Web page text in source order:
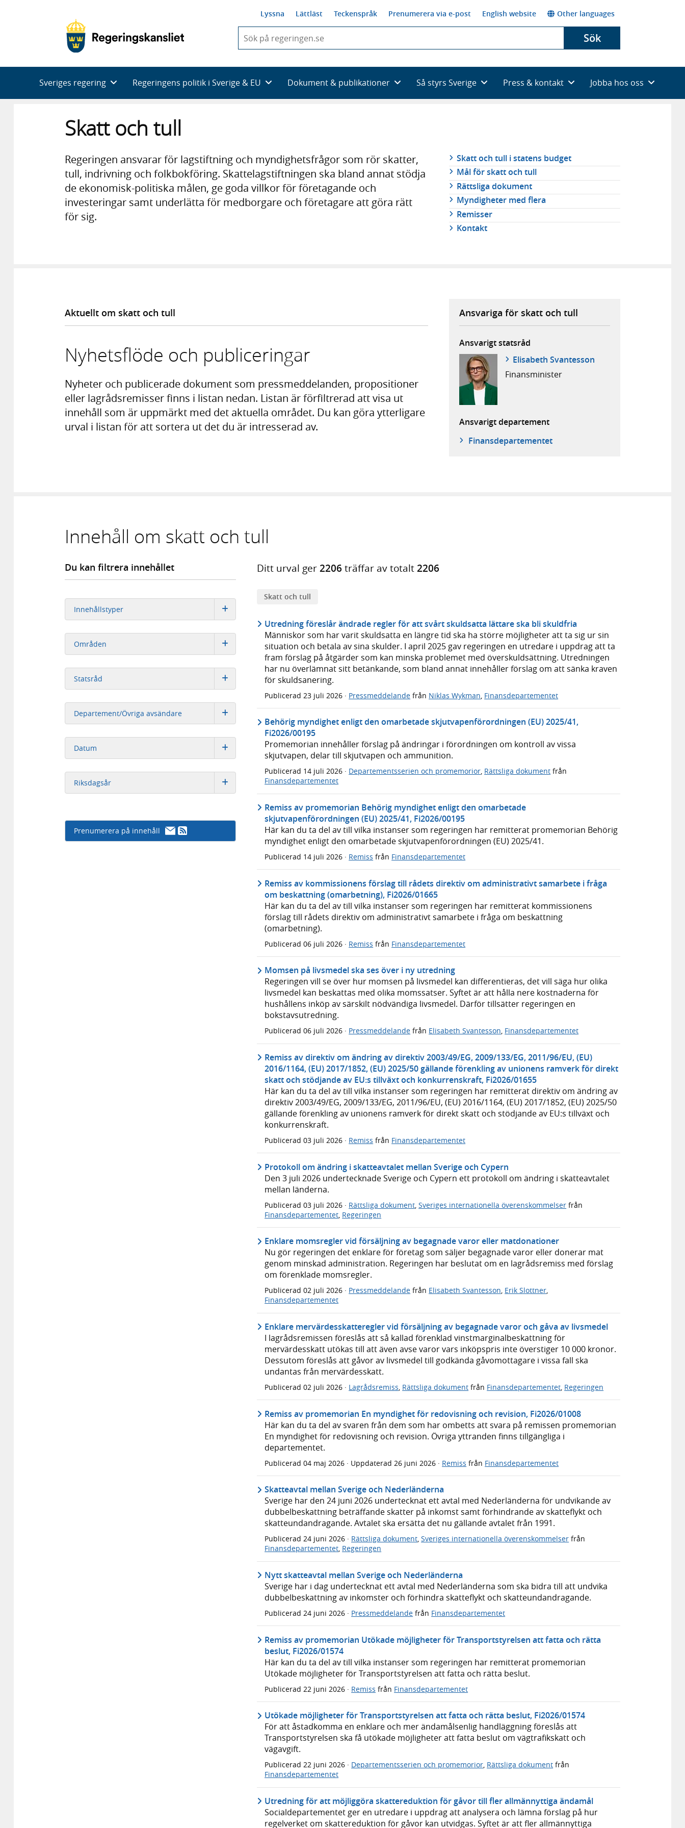
Lyssna Lättläst Teckenspråk Prenumerera via e-post English website Other languages
du
skriva
framträder
en
Sök
Sveriges regering Regeringens politik i Sverige & EU Dokument & publikationer Så styrs Sverige Press & kontakt Jobba hos oss
Skatt och tull
Regeringen ansvarar för lagstiftning och myndighetsfrågor som rör skatter,
tull, indrivning och folkbokföring. Skattelagstiftningen ska bland annat stödja
de ekonomisk-politiska målen, ge goda villkor för företagande och
investeringar samt underlätta för medborgare och företagare att göra rätt
för sig.
Relaterad
navigering
Skatt och tull i statens budget
Mål för skatt och tull
Rättsliga dokument
Myndigheter med flera
Remisser
Kontakt
Ansvariga för skatt och tull
Ansvarigt statsråd
Elisabeth Svantesson
Finans­minister
Ansvarigt departement
Finans­departementet
Aktuellt om skatt och tull
Nyhetsflöde och publiceringar
Nyheter och publicerade dokument som pressmeddelanden, propositioner
eller lagrådsremisser finns i listan nedan. Listan är förfiltrerad att visa ut
innehåll som är uppmärkt med det aktuella området. Du kan göra ytterligare
urval i listan för att sortera ut det du är intresserad av.
Innehåll om skatt och tull
Du kan filtrera innehållet
Innehållstyper
Områden
Statsråd
Departement/Övriga avsändare
Datum
Riksdagsår
Prenumerera på innehåll
Ditt urval ger2206 träffar av totalt2206
Skatt och tull
Utredning föreslår ändrade regler för att svårt skuldsatta lättare ska bli skuldfria
Människor som har varit skuldsatta en längre tid ska ha större möjligheter att ta sig ur sin
situation och betala av sina skulder. I april 2025 gav regeringen en utredare i uppdrag att ta
fram förslag på åtgärder som kan minska problemet med överskuldsättning. Utredningen
har nu överlämnat sitt betänkande, som bland annat innehåller förslag om att sänka kraven
för skuldsanering.
Publicerad23 juli 2026 · Pressmeddelande från Niklas Wykman, Finansdepartementet
Behörig myndighet enligt den omarbetade skjutvapenförordningen (EU) 2025/41,
Fi2026/00195
Promemorian innehåller förslag på ändringar i förordningen om kontroll av vissa
skjutvapen, delar till skjutvapen och ammunition.
Publicerad 14 juli 2026 · Departementsserien och promemorior, Rättsliga dokument från
Finansdepartementet
Remiss av promemorian Behörig myndighet enligt den omarbetade
skjutvapenförordningen (EU) 2025/41, Fi2026/00195
Här kan du ta del av till vilka instanser som regeringen har remitterat promemorian Behörig
myndighet enligt den omarbetade skjutvapenförordningen (EU) 2025/41.
Publicerad 14 juli 2026 · Remiss från Finansdepartementet
Remiss av kommissionens förslag till rådets direktiv om administrativt samarbete i fråga
om beskattning (omarbetning), Fi2026/01665
Här kan du ta del av till vilka instanser som regeringen har remitterat kommissionens
förslag till rådets direktiv om administrativt samarbete i fråga om beskattning
(omarbetning).
Publicerad06 juli 2026 · Remiss från Finansdepartementet
Momsen på livsmedel ska ses över i ny utredning
Regeringen vill se över hur momsen på livsmedel kan differentieras, det vill säga hur olika
livsmedel kan beskattas med olika momssatser. Syftet är att hålla nere kostnaderna för
hushållens inköp av särskilt nödvändiga livsmedel. Därför tillsätter regeringen en
bokstavsutredning.
Publicerad06 juli 2026 · Pressmeddelande från Elisabeth Svantesson, Finansdepartementet
Remiss av direktiv om ändring av direktiv 2003/49/EG, 2009/133/EG, 2011/96/EU, (EU)
2016/1164, (EU) 2017/1852, (EU) 2025/50 gällande förenkling av unionens ramverk för direkt
skatt och stödjande av EU:s tillväxt och konkurrenskraft, Fi2026/01655
Här kan du ta del av till vilka instanser som regeringen har remitterat direktiv om ändring av
direktiv 2003/49/EG, 2009/133/EG, 2011/96/EU, (EU) 2016/1164, (EU) 2017/1852, (EU) 2025/50
gällande förenkling av unionens ramverk för direkt skatt och stödjande av EU:s tillväxt och
konkurrenskraft.
Publicerad03 juli 2026 · Remiss från Finansdepartementet
Protokoll om ändring i skatteavtalet mellan Sverige och Cypern
Den 3 juli 2026 undertecknade Sverige och Cypern ett protokoll om ändring i skatteavtalet
mellan länderna.
Publicerad03 juli 2026 · Rättsliga dokument ,Sveriges internationella överenskommelser från
Finansdepartementet Regeringen
Enklare momsregler vid försäljning av begagnade varor eller matdonationer
Nu gör regeringen det enklare för företag som säljer begagnade varor eller donerar mat
genom minskad administration. Regeringen har beslutat om en lagrådsremiss med förslag
om förenklade momsregler.
Publicerad02 juli 2026 · Pressmeddelande från Elisabeth Svantesson, Erik Slottner,
Finansdepartementet
Enklare mervärdesskatteregler vid försäljning av begagnade varor och gåva av livsmedel
I lagrådsremissen föreslås att så kallad förenklad vinstmarginalbeskattning för
mervärdesskatt utökas till att även avse varor vars inköpspris inte överstiger 10 000 kronor.
Dessutom föreslås att gåvor av livsmedel till godkända gåvomottagare i vissa fall ska
undantas från mervärdesskatt.
Publicerad02 juli 2026 · Lagrådsremiss, Rättsliga dokument från Finansdepartementet, Regeringen
Remiss av promemorian En myndighet för redovisning och revision, Fi2026/01008
Här kan du ta del av svaren från dem som har ombetts att svara på remissen promemorian
En myndighet för redovisning och revision. Övriga yttranden finns tillgängliga i
departementet.
Publicerad04 maj 2026 · Uppdaterad 26 juni 2026 · Remiss från Finansdepartementet
Skatteavtal mellan Sverige och Nederländerna
Sverige har den 24 juni 2026 undertecknat ett avtal med Nederländerna för undvikande av
dubbelbeskattning beträffande skatter på inkomst samt förhindrande av skatteflykt och
skatteundandragande. Avtalet ska ersätta det nu gällande avtalet från 1991.
Publicerad24 juni 2026 · Rättsliga dokument,Sveriges internationella överenskommelser från
Finansdepartementet, Regeringen
Nytt skatteavtal mellan Sverige och Nederländerna
Sverige har i dag undertecknat ett avtal med Nederländerna som ska bidra till att undvika
dubbelbeskattning av inkomster och förhindra skatteflykt och skatteundandragande.
Publicerad24 juni 2026 · Pressmeddelande från Finansdepartementet
Remiss av promemorian Utökade möjligheter för Transportstyrelsen att fatta och rätta
beslut, Fi2026/01574
Här kan du ta del av till vilka instanser som regeringen har remitterat promemorian
Utökade möjligheter för Transportstyrelsen att fatta och rätta beslut.
Publicerad 22 juni 2026 · Remiss från Finansdepartementet
Utökade möjligheter för Transportstyrelsen att fatta och rätta beslut, Fi2026/01574
För att åstadkomma en enklare och mer ändamålsenlig handläggning föreslås att
Transportstyrelsen ska få utökade möjligheter att fatta beslut om vägtrafikskatt och
vägavgift.
Publicerad22 juni 2026 · Departementsserien och promemorior, Rättsliga dokument från
Finansdepartementet
Utredning för att möjliggöra skattereduktion för gåvor till fler allmännyttiga ändamål
Socialdepartementet ger en utredare i uppdrag att analysera och lämna förslag på hur
regelverket om skattereduktion för gåvor kan utvidgas. Syftet är att fler allmännyttiga